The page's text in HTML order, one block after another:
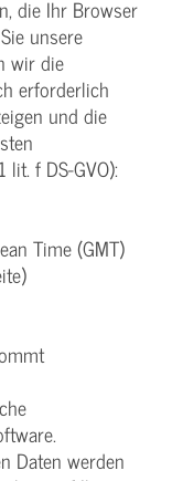
die Ihr Browser
unsere
wir die
erforderlich
und die
f DS-GVO):
Time (GMT)
Daten werden